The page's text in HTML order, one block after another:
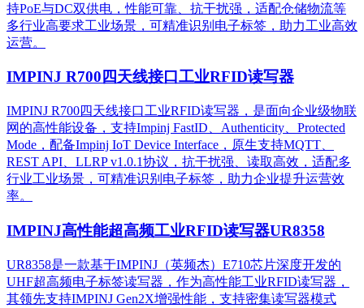
持PoE与DC双供电，性能可靠、抗干扰强，适配仓储物流等
多行业高要求工业场景，可精准识别电子标签，助力工业高效
运营。​
IMPINJ R700四天线接口工业RFID读写器
IMPINJ R700四天线接口工业RFID读写器，是面向企业级物联
网的高性能设备，支持Impinj FastID、Authenticity、Protected
Mode，配备Impinj IoT Device Interface，原生支持MQTT、
REST API、LLRP v1.0.1协议，抗干扰强、读取高效，适配多
行业工业场景，可精准识别电子标签，助力企业提升运营效
率。
IMPINJ高性能超高频工业RFID读写器UR8358
UR8358是一款基于IMPINJ（英频杰）E710芯片深度开发的
UHF超高频电子标签读写器，作为高性能工业RFID读写器，
其领先支持IMPINJ Gen2X增强性能，支持密集读写器模式